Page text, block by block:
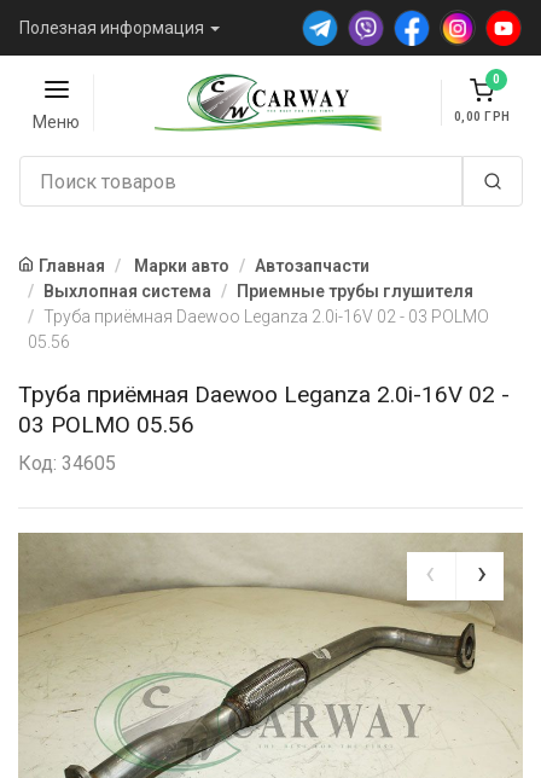
Полезная информация
Меню
0
0,00
Главная Марки авто
Автозапчасти
Выхлопная система
Приемные трубы глушителя
Труба приёмная Daewoo Leganza 2.0i-16V 02 - 03 POLMO
05.56
Труба приёмная Daewoo Leganza 2.0i-16V 02 -
03 POLMO 05.56
Код: 34605